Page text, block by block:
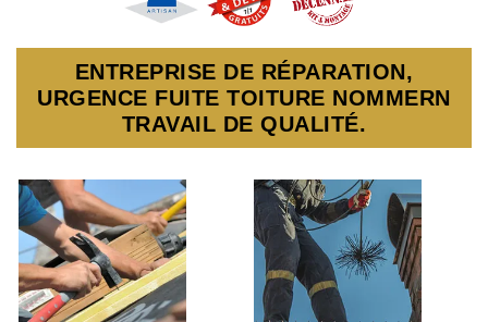
ENTREPRISE DE RÉPARATION,
URGENCE FUITE TOITURE NOMMERN
TRAVAIL DE QUALITÉ.